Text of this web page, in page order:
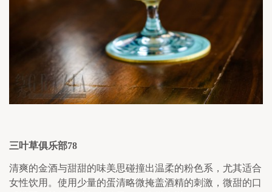
三叶草俱乐部78
清爽的金酒与甜甜的味美思碰撞出温柔的粉色系，尤其适合
女性饮用。使用少量的蛋清略微掩盖酒精的刺激，微甜的口